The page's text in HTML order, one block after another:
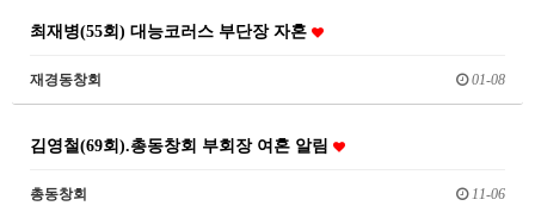
최재병(55회) 대능코러스 부단장 자혼
재경동창회 01-08
김영철(69회).총동창회 부회장 여혼 알림
총동창회 11-06